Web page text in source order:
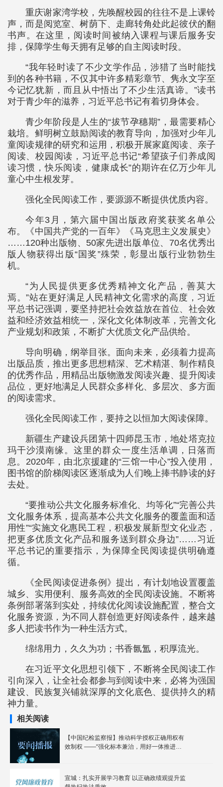
重庆谢家湾学校，先唤醒校园的往往不是上课铃
声，而是阅览室、树荫下、走廊转角处此起彼伏的翻
书声。在这里，阅读时间被纳入课程与课后服务安
排，保障学生每天拥有足够的自主阅读时段。
“我年轻时读了不少文学作品，涉猎了当时能找
到的各种书籍，不仅其中许多精彩章节、隽永文字至
今记忆犹新，而且从中悟出了不少生活真谛。”读书
对于青少年的滋养，习近平总书记有着切身体会。
青少年阶段是人生的“拔节孕穗期”，最需要精心
栽培。鲜明树立鼓励阅读的教育导向，加强对少年儿
童阅读规律的研究和运用，积极开展家庭阅读、亲子
阅读、校园阅读，习近平总书记“希望孩子们养成阅
读习惯，快乐阅读，健康成长”的期许在亿万少年儿
童心中生根发芽。
强化全民阅读工作，要源源不断提供优质内容。
今年3月，第六届中国出版政府奖获奖名单公
布。《中国共产党的一百年》《马克思主义发展史》
……120种出版物、50家先进出版单位、70名优秀出
版人物获得出版“国奖”殊荣，彰显出版行业勃勃生
机。
“为人民提供更多优秀精神文化产品，善莫大
焉。”站在更好满足人民精神文化需求的高度，习近
平总书记强调，要坚持把社会效益放在首位、社会效
益和经济效益相统一，深化文化体制改革，完善文化
产业规划和政策，不断扩大优质文化产品供给。
导向明确，纲举目张。面向未来，必须着力提高
出版品质，推出更多思想精深、艺术精湛、制作精良
的优秀作品，用精品出版物激发阅读兴趣、提升阅读
品位，更好地满足人民群众多样化、多层次、多方面
的阅读需求。
强化全民阅读工作，要持之以恒加大阅读保障。
新疆生产建设兵团第十四师昆玉市，地处塔克拉
玛干沙漠南缘。这里的群众一度生活单调，日落而
息。2020年，由北京援建的“三馆一中心”投入使用，
图书馆的阶梯阅读区逐渐成为人们晚上捧书静读的好
去处。
“要推动公共文化服务标准化、均等化”“完善公共
文化服务体系，提高基本公共文化服务的覆盖面和适
用性”“实施文化惠民工程，积极发展新型文化业态，
把更多优质文化产品和服务送到群众身边”……习近
平总书记的重要指示，为保障全民阅读提供明确遵
循。
《全民阅读促进条例》提出，有计划地设置覆盖
城乡、实用便利、服务高效的全民阅读设施。不断将
条例部署落到实处，持续优化阅读设施配置，整合文
化服务资源，为不同人群创造更好阅读条件，越来越
多人把读书作为一种生活方式。
绵绵用力，久久为功；书香氤氲，积厚流光。
在习近平文化思想引领下，不断将全民阅读工作
引向深入，让全社会都参与到阅读中来，必将为强国
建设、民族复兴铺就深厚的文化底色、提供持久的精
神力量。
相关阅读
【中国纪检监察报】推动科学授权正确用权有
效制权 ——“强化标本兼治，用好一体推进不
宣城：扎实开展学习教育 以正确政绩观提升监